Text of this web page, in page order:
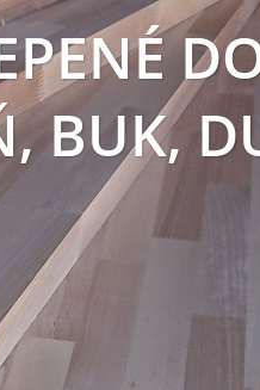
BUK,